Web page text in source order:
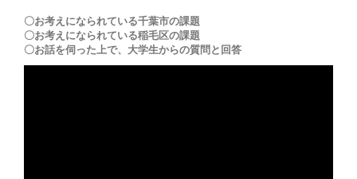
〇お考えになられている千葉市の課題
〇お考えになられている稲毛区の課題
〇お話を伺った上で、大学生からの質問と回答